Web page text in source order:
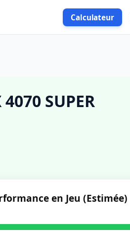
Calculateur
SUPER
en Jeu (Estimée)